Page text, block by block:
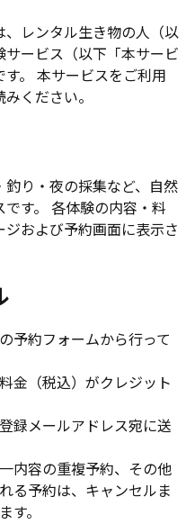
レンタル生き物の人（以
ービス（以下「本サービ
。 本サービスをご利用
ください。
り・夜の採集など、自然
す。 各体験の内容・料
および予約画面に表示さ
予約フォームから行って
金（税込）がクレジット
録メールアドレス宛に送
内容の重複予約、その他
る予約は、キャンセルま
す。